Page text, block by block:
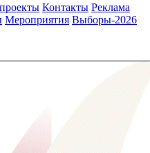
Контакты Реклама
Мероприятия Выборы-2026